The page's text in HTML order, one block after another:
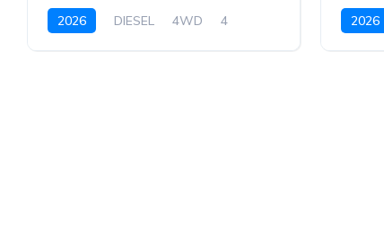
2026 DIESEL 4WD
4
2026